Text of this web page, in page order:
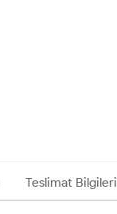
Teslimat Bilgileri